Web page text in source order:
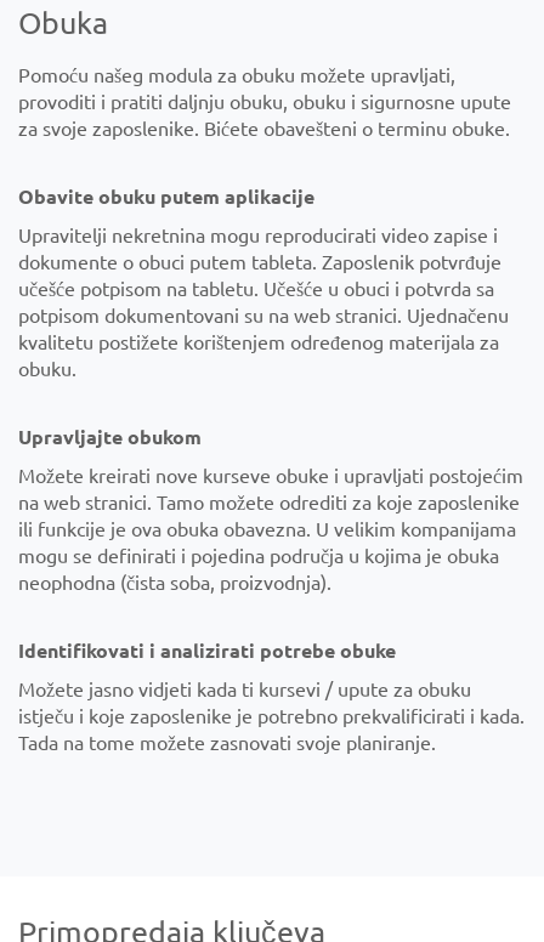
Obuka
Pomoću našeg modula za obuku možete upravljati,
provoditi i pratiti daljnju obuku, obuku i sigurnosne upute
za svoje zaposlenike. Bićete obavešteni o terminu obuke.
Obavite obuku putem aplikacije
Upravitelji nekretnina mogu reproducirati video zapise i
dokumente o obuci putem tableta. Zaposlenik potvrđuje
učešće potpisom na tabletu. Učešće u obuci i potvrda sa
potpisom dokumentovani su na web stranici. Ujednačenu
kvalitetu postižete korištenjem određenog materijala za
obuku.
Upravljajte obukom
Možete kreirati nove kurseve obuke i upravljati postojećim
na web stranici. Tamo možete odrediti za koje zaposlenike
ili funkcije je ova obuka obavezna. U velikim kompanijama
mogu se definirati i pojedina područja u kojima je obuka
neophodna (čista soba, proizvodnja).
Identifikovati i analizirati potrebe obuke
Možete jasno vidjeti kada ti kursevi / upute za obuku
istječu i koje zaposlenike je potrebno prekvalificirati i kada.
Tada na tome možete zasnovati svoje planiranje.
Primopredaja ključeva